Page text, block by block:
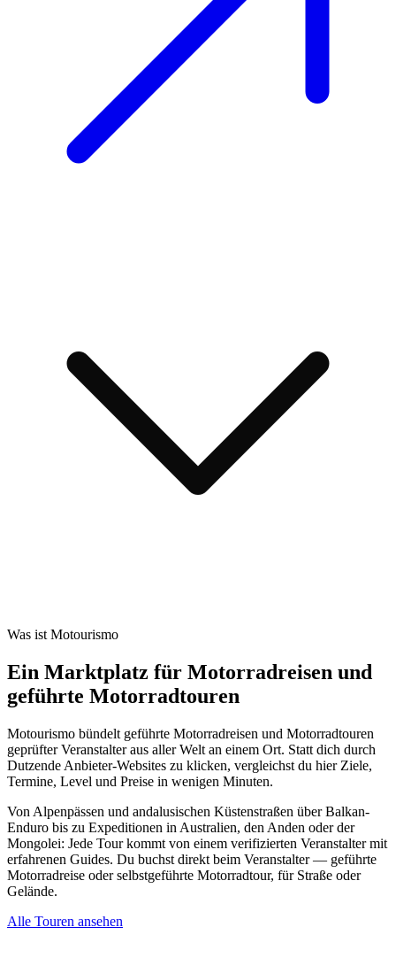
Was ist Motourismo
Ein Marktplatz für Motorradreisen und
geführte Motorradtouren
Motourismo bündelt geführte Motorradreisen und Motorradtouren
geprüfter Veranstalter aus aller Welt an einem Ort. Statt dich durch
Dutzende Anbieter-Websites zu klicken, vergleichst du hier Ziele,
Termine, Level und Preise in wenigen Minuten.
Von Alpenpässen und andalusischen Küstenstraßen über Balkan-
Enduro bis zu Expeditionen in Australien, den Anden oder der
Mongolei: Jede Tour kommt von einem verifizierten Veranstalter mit
erfahrenen Guides. Du buchst direkt beim Veranstalter — geführte
Motorradreise oder selbstgeführte Motorradtour, für Straße oder
Gelände.
Alle Touren ansehen